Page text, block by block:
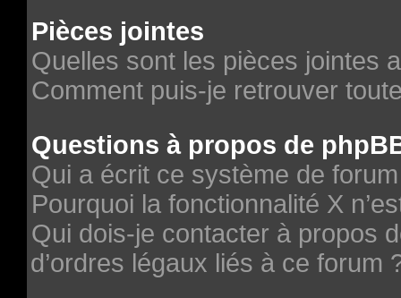
Pièces jointes
Quelles sont les pièces jointes
Comment puis-je retrouver
Questions à propos de
Qui a écrit ce système de
Pourquoi la fonctionnalité X
Qui dois-je contacter à propos
d’ordres légaux liés à ce forum